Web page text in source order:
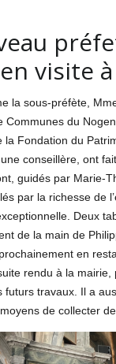
visite
la sous-préfète,
Communes du
la Fondation du
conseillère, ont
guidés par Marie-
par la richesse de
Deux
de la main de
en
rendu à la mairie,
futurs travaux. Il a
de collecter